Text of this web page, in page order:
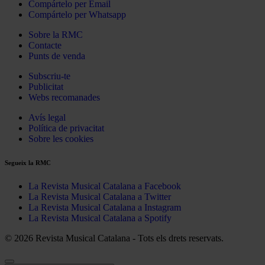
Compártelo per Email
Compártelo per Whatsapp
Sobre la RMC
Contacte
Punts de venda
Subscriu-te
Publicitat
Webs recomanades
Avís legal
Política de privacitat
Sobre les cookies
Segueix la RMC
La Revista Musical Catalana a Facebook
La Revista Musical Catalana a Twitter
La Revista Musical Catalana a Instagram
La Revista Musical Catalana a Spotify
© 2026 Revista Musical Catalana - Tots els drets reservats.